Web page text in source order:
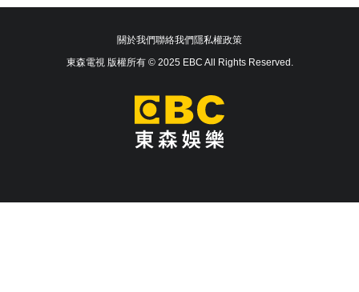
關於我們聯絡我們隱私權政策
東森電視 版權所有 © 2025 EBC All Rights Reserved.